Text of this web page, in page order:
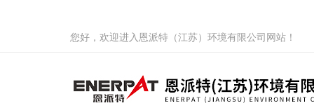
您好，欢迎进入恩派特（江苏）环境有限公司网站！